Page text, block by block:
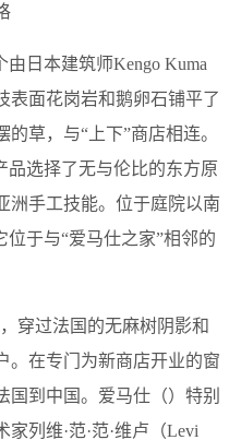
日本建筑师Kengo Kuma
表面花岗岩和鹅卵石铺平了
草，与“上下”商店相连。
品选择了无与伦比的东方原
洲手工技能。位于庭院以南
位于与“爱马仕之家”相邻的
穿过法国的无麻树阴影和
。在专门为新商店开业的窗
国到中国。爱马仕（）特别
列维·范·范·维卢（Levi